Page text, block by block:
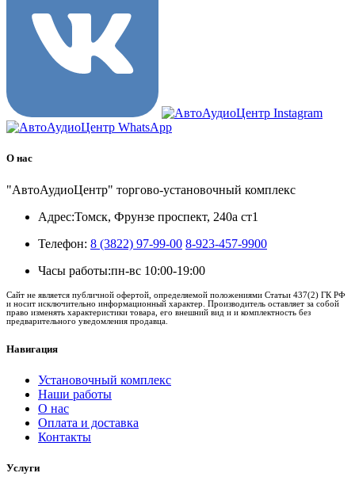
О нас
"АвтоАудиоЦентр" торгово-установочный комплекс
Адрес:Томск, Фрунзе проспект, 240а ст1
Телефон: 8 (3822) 97-99-00 8-923-457-9900
Часы работы:пн-вс 10:00-19:00
Сайт не является публичной офертой, определяемой положениями Статьи 437(2) ГК РФ
и носит исключительно информационный характер. Производитель оставляет за собой
право изменять характеристики товара, его внешний вид и и комплектность без
предварительного уведомления продавца.
Навигация
Установочный комплекс
Наши работы
О нас
Оплата и доставка
Контакты
Услуги